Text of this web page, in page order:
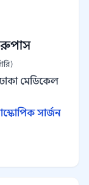
ঢাকা মেডিকেল
সার্জন